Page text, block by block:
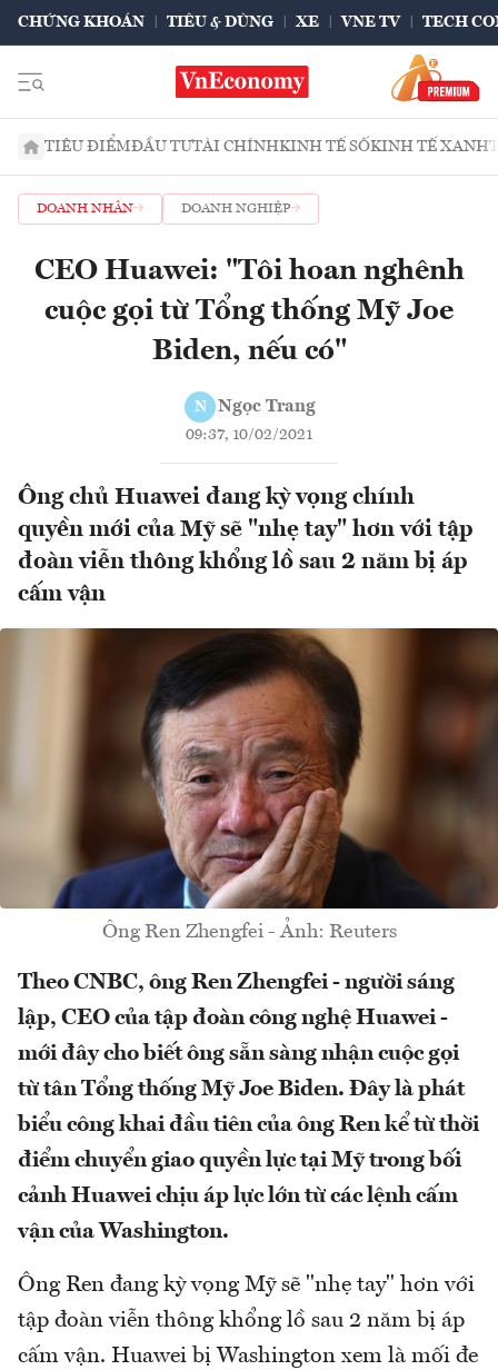
CHỨNG KHOÁN TIÊU & DÙNG XE VNE TV TECH
TIÊU ĐIỂMĐẦU TƯTÀI CHÍNHKINH TẾ SỐKINH TẾ XANH
DOANH NHÂN DOANH NGHIỆP
CEO Huawei: "Tôi hoan nghênh
cuộc gọi từ Tổng thống Mỹ Joe
Biden, nếu có"
N Ngọc Trang
09:37, 10/02/2021
Ông chủ Huawei đang kỳ vọng chính
quyền mới của Mỹ sẽ "nhẹ tay" hơn với tập
đoàn viễn thông khổng lồ sau 2 năm bị áp
cấm vận
Ông Ren Zhengfei - Ảnh: Reuters
Theo CNBC, ông Ren Zhengfei - người sáng
lập, CEO của tập đoàn công nghệ Huawei -
mới đây cho biết ông sẵn sàng nhận cuộc gọi
từ tân Tổng thống Mỹ Joe Biden. Đây là phát
biểu công khai đầu tiên của ông Ren kể từ thời
điểm chuyển giao quyền lực tại Mỹ trong bối
cảnh Huawei chịu áp lực lớn từ các lệnh cấm
vận của Washington.
Ông Ren đang kỳ vọng Mỹ sẽ "nhẹ tay" hơn với
tập đoàn viễn thông khổng lồ sau 2 năm bị áp
cấm vận. Huawei bị Washington xem là mối đe